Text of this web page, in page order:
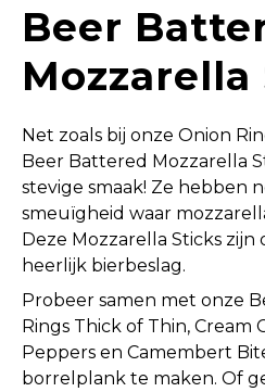
Beer
Mozzarella
Net zoals bij onze Onion
Beer Battered Mozzarella
stevige smaak! Ze hebben
smeuïgheid waar
Deze Mozzarella Sticks
heerlijk bierbeslag.
Probeer samen met onze
Rings Thick of Thin, Cream
Peppers en Camembert
borrelplank te maken. Of